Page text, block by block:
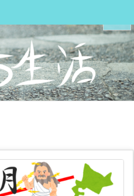
メニュ
サイド
次へ